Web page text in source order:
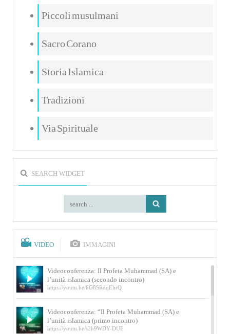
Piccoli musulmani
Sacro Corano
Storia Islamica
Tradizioni
Via Spirituale
SEARCH WIDGET
VIDEO IMMAGINI
Videoconferenza: Il Profeta Muhammad (SA) e
l’unità islamica (secondo incontro)
https://youtu.be/6G8SRdqEhrQ
Videoconferenza: “Il Profeta Muhammad (SA) e
l’unità islamica (primo incontro)
https://youtu.be/s2b9WDY-DUE